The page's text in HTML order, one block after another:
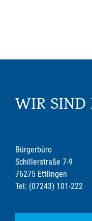
WIR SIND
Bürgerbüro
Schillerstraße 7-9
76275 Ettlingen
Tel: (07243) 101-222